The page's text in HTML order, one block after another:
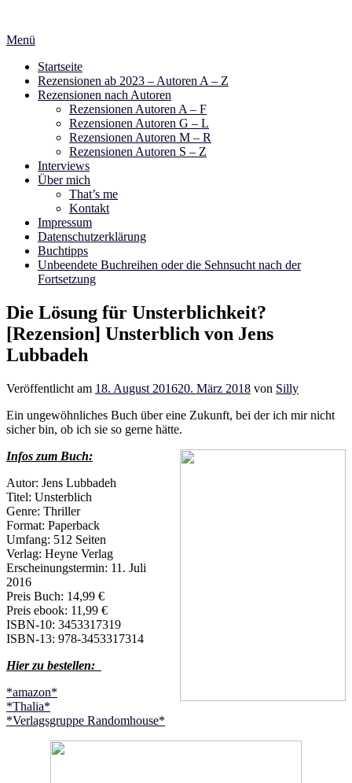
springen
Menü
Startseite
Rezensionen ab 2023 – Autoren A – Z
Rezensionen nach Autoren
Rezensionen Autoren A – F
Rezensionen Autoren G – L
Rezensionen Autoren M – R
Rezensionen Autoren S – Z
Interviews
Über mich
That’s me
Kontakt
Impressum
Datenschutzerklärung
Buchtipps
Unbeendete Buchreihen oder die Sehnsucht nach der
Fortsetzung
Die Lösung für Unsterblichkeit?
[Rezension] Unsterblich von Jens
Lubbadeh
Veröffentlicht am 18. August 201620. März 2018 von Silly
Ein ungewöhnliches Buch über eine Zukunft, bei der ich mir nicht
sicher bin, ob ich sie so gerne hätte.
Infos zum Buch:
Autor: Jens Lubbadeh
Titel: Unsterblich
Genre: Thriller
Format: Paperback
Umfang: 512 Seiten
Verlag: Heyne Verlag
Erscheinungstermin: 11. Juli
2016
Preis Buch: 14,99 €
Preis ebook: 11,99 €
ISBN-10: 3453317319
ISBN-13: 978-3453317314
Hier zu bestellen:
*amazon*
*Thalia*
*Verlagsgruppe Randomhouse*